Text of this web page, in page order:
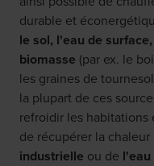
durable et
le sol, l'eau de
biomasse (par ex. le
les graines de
la plupart de ces
refroidir les
de récupérer la chaleur
industrielle ou de l'eau